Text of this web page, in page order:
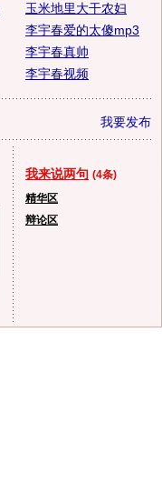
玉米地里大干农妇
李宇春爱的太傻mp3
李宇春真帅
李宇春视频
我要发布
我来说两句 (4条)
精华区
辩论区